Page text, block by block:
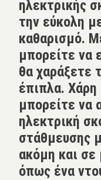
ηλεκτρικής
την εύκολη
καθαρισμό.
μπορείτε να
θα χαράξετε
έπιπλα.
μπορείτε να
ηλεκτρική
στάθμευσης
ακόμη και σε
όπως ένα